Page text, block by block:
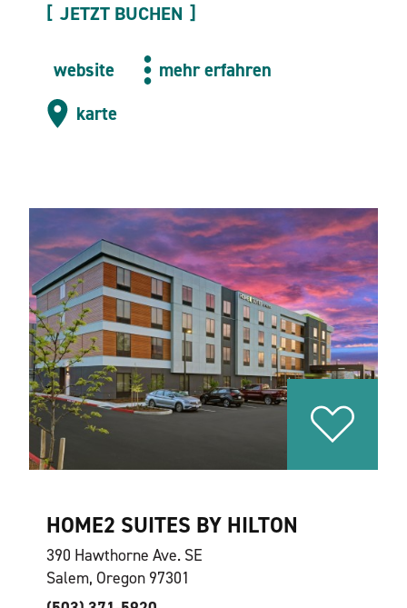
JETZT BUCHEN
website
mehr erfahren
karte
HOME2 SUITES BY HILTON
390 Hawthorne Ave. SE
Salem, Oregon 97301